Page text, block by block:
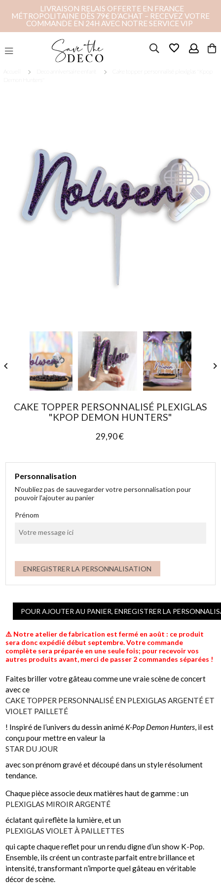
LIVRAISON RELAIS OFFERTE EN FRANCE
MÉTROPOLITAINE DÈS 79€ D’ACHAT – RECEVEZ VOTRE
COMMANDE EN 24H AVEC NOTRE SERVICE VIP
favorite_border
Accueil Deco anniversaire enfant
Cake topper personnalisé plexiglas "Kpop
 
CAKE TOPPER PERSONNALISÉ PLEXIGLAS
"KPOP DEMON HUNTERS"
29,90 €
Personnalisation
N'oubliez pas de sauvegarder votre personnalisation pour
pouvoir l'ajouter au panier
Prénom
ENREGISTRER LA PERSONNALISATION
POUR AJOUTER AU PANIER, ENREGISTRER LA
⚠️ Notre atelier de fabrication est fermé en août : ce produit
sera donc expédié début septembre. Votre commande
complète sera préparée en une seule fois; pour recevoir vos
autres produits avant, merci de passer 2 commandes séparées !
Faites briller votre gâteau comme une vraie scène de concert
avec ce
CAKE TOPPER PERSONNALISÉ EN PLEXIGLAS ARGENTÉ ET
VIOLET PAILLETÉ
! Inspiré de l’univers du dessin animé K-Pop Demon Hunters, il est
conçu pour mettre en valeur la
STAR DU JOUR
avec son prénom gravé et découpé dans un style résolument
tendance.
Chaque pièce associe deux matières haut de gamme : un
PLEXIGLAS MIROIR ARGENTÉ
éclatant qui reflète la lumière, et un
PLEXIGLAS VIOLET À PAILLETTES
qui capte chaque reflet pour un rendu digne d’un show K-Pop.
Ensemble, ils créent un contraste parfait entre brillance et
intensité, transformant n’importe quel gâteau en véritable
décor de scène.